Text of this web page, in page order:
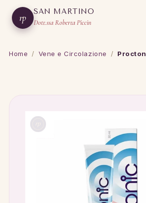
rp
SAN MARTINO
Dott.ssa Roberta Piccin
Home / Vene e Circolazione /